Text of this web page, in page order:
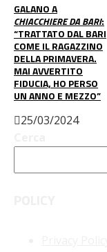
GALANO A
CHIACCHIERE DA BARI:
“TRATTATO DAL BARI
COME IL RAGAZZINO
DELLA PRIMAVERA.
MAI AVVERTITO
FIDUCIA, HO PERSO
UN ANNO E MEZZO”
25/03/2024